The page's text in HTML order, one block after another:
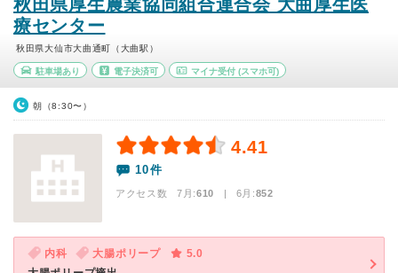
秋田県厚生農業協同組合連合会 大曲厚生医
療センター
秋田県大仙市大曲通町（大曲駅）
駐車場あり 電子決済可 マイナ受付 (スマホ可)
朝（8:30〜）
4.41
10件
アクセス数 7月:610 | 6月:852
内科 大腸ポリープ
5.0